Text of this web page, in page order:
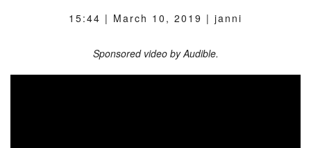
15:44 | March 10, 2019 | janni
Sponsored video by Audible.